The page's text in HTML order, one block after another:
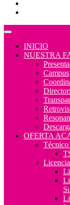
INICIO
NUESTRA
Campus
OFERTA